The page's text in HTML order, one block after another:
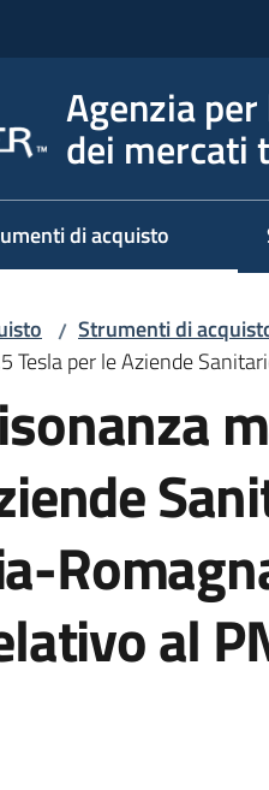
Agenzia
dei mercati
di acquisto
/ Strumenti di
Tesla per le Aziende
al